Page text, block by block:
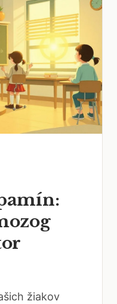
žiakov